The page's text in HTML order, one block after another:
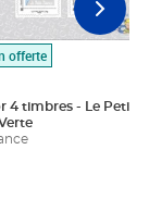
offerte
4 timbres - Le Petit